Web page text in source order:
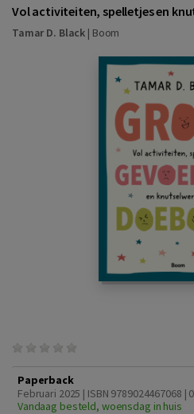
Vol activiteiten, spelletjes en
Tamar D. Black | Boom
Paperback
Februari 2025 | ISBN 9789024467068 |
Vandaag besteld, woensdag in huis